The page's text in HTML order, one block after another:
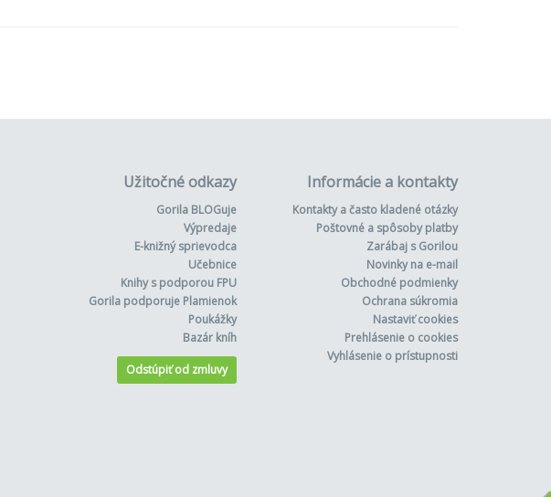
Užitočné odkazy
Gorila BLOGuje
Výpredaje
E-knižný sprievodca
Učebnice
Knihy s podporou FPU
Gorila podporuje Plamienok
Poukážky
Bazár kníh
Odstúpiť od zmluvy
Informácie a kontakty
Kontakty a často kladené otázky
Poštovné a spôsoby platby
Zarábaj s Gorilou
Novinky na e-mail
Obchodné podmienky
Ochrana súkromia
Nastaviť cookies
Prehlásenie o cookies
Vyhlásenie o prístupnosti